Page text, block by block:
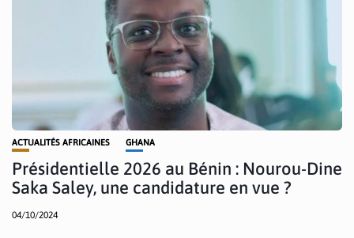
ACTUALITÉS AFRICAINES GHANA
Présidentielle 2026 au Bénin : Nourou-Dine
Saka Saley, une candidature en vue ?
04/10/2024